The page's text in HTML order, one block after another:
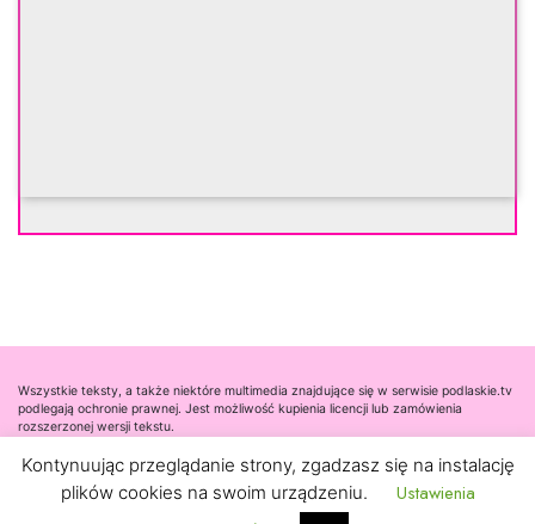
Wszystkie teksty, a także niektóre multimedia znajdujące się w serwisie podlaskie.tv
podlegają ochronie prawnej. Jest możliwość kupienia licencji lub zamówienia
rozszerzonej wersji tekstu.
Współpraca
Kontakt
Kontynuując przeglądanie strony, zgadzasz się na instalację
plików cookies na swoim urządzeniu.
Ustawienia